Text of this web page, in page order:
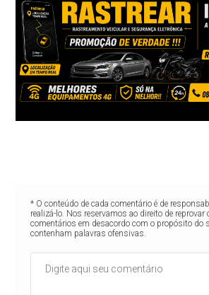
* O conteúdo de cada comentário é de
realizá-lo. Nos reservamos ao direito de reprovar
comentários em desacordo com o propósito do
contenham palavras ofensivas.